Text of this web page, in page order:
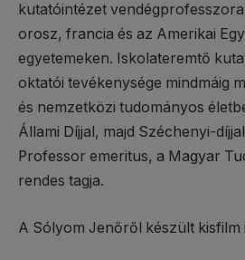
kutatóintézet
orosz, francia és az Amerikai
egyetemeken. Iskolateremtő
oktatói tevékenysége mindmáig
és nemzetközi tudományos
Állami Díjjal, majd Széchenyi-
Professor emeritus, a Magyar
rendes tagja.
A Sólyom Jenőről készült kisfilm